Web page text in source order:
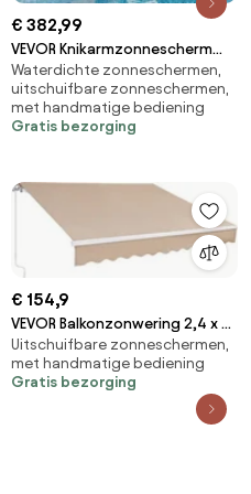
€ 382,99
VEVOR Knikarmzonnescherm
4x3 m, Uitschuifbaar
zonnescherm met handslinger,
Terraszonnescherm met UPF
80+ zonbescherming,
Balkonzonnescherm, Ideaal
voor terras, balkon, tuin en
ramen, Grijs
Waterdichte zonneschermen,
uitschuifbare zonneschermen,
met handmatige bediening
Gratis bezorging
€ 154,9
VEVOR Balkonzonwering 2,4 x 2,1
m Knikarmzonwering Hoogte
verstelbaar van 2,4 tot 3,7 m
Klemzonwering Intrekbaar
Uitschuifbare zonneschermen,
met handmatige bediening
Gratis bezorging